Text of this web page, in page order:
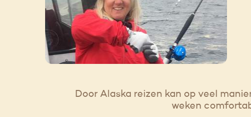
Door Alaska reizen kan op veel
weken